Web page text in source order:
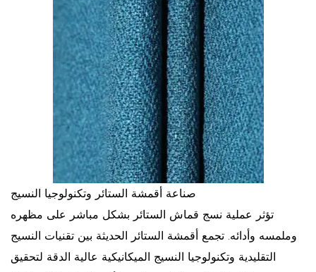
صناعة أقمشة الستائر وتكنولوجيا النسيج
تؤثر عملية نسج قماش الستائر بشكل مباشر على مظهره
وملمسه وأدائه. تجمع أقمشة الستائر الحديثة بين تقنيات النسيج
التقليدية وتكنولوجيا النسيج الميكانيكية عالية الدقة لتحقيق